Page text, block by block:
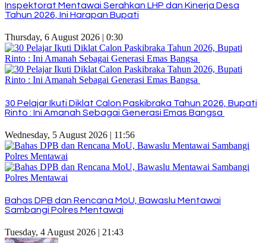
Inspektorat Mentawai Serahkan LHP dan Kinerja Desa
Tahun 2026, Ini Harapan Bupati
Thursday, 6 August 2026 | 0:30
30 Pelajar Ikuti Diklat Calon Paskibraka Tahun 2026, Bupati
Rinto : Ini Amanah Sebagai Generasi Emas Bangsa
Wednesday, 5 August 2026 | 11:56
Bahas DPB dan Rencana MoU, Bawaslu Mentawai
Sambangi Polres Mentawai
Tuesday, 4 August 2026 | 21:43